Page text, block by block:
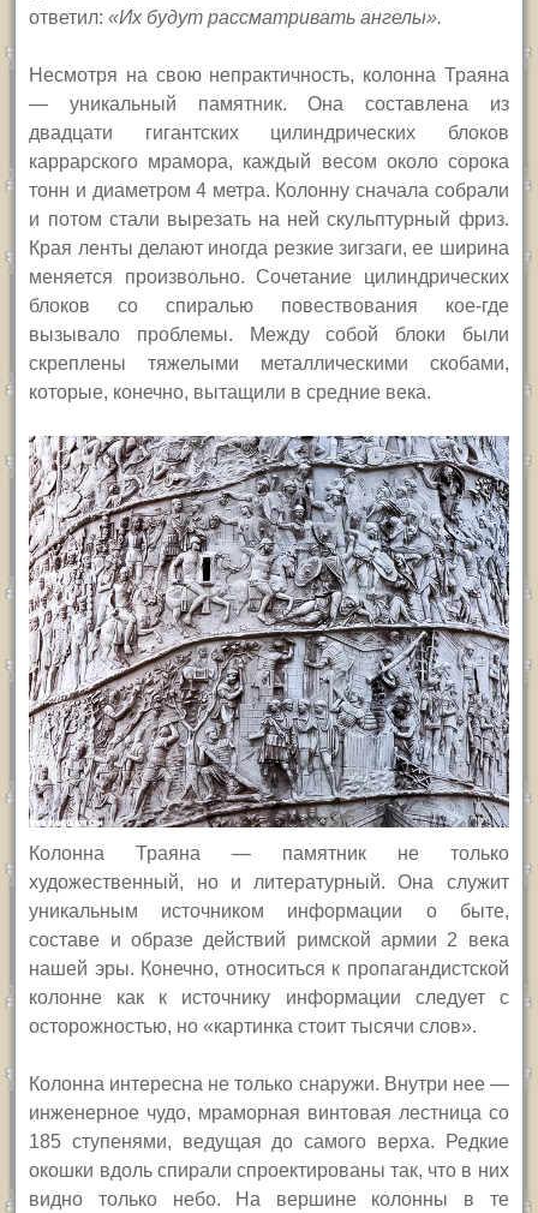
ответил:«Их будут рассматривать ангелы».
Несмотря на свою непрактичность, колонна Траяна
— уникальный памятник. Она составлена из
двадцати гигантских цилиндрических блоков
каррарского мрамора, каждый весом около сорока
тонн и диаметром 4 метра. Колонну сначала собрали
и потом стали вырезать на ней скульптурный фриз.
Края ленты делают иногда резкие зигзаги, ее ширина
меняется произвольно. Сочетание цилиндрических
блоков со спиралью повествования кое-где
вызывало проблемы. Между собой блоки были
скреплены тяжелыми металлическими скобами,
которые, конечно, вытащили в средние века.
Колонна Траяна — памятник не только
художественный, но и литературный. Она служит
уникальным источником информации о быте,
составе и образе действий римской армии 2 века
нашей эры. Конечно, относиться к пропагандистской
колонне как к источнику информации следует с
осторожностью, но «картинка стоит тысячи слов».
Колонна интересна не только снаружи. Внутри нее —
инженерное чудо, мраморная винтовая лестница со
185 ступенями, ведущая до самого верха. Редкие
окошки вдоль спирали спроектированы так, что в них
видно только небо. На вершине колонны в те